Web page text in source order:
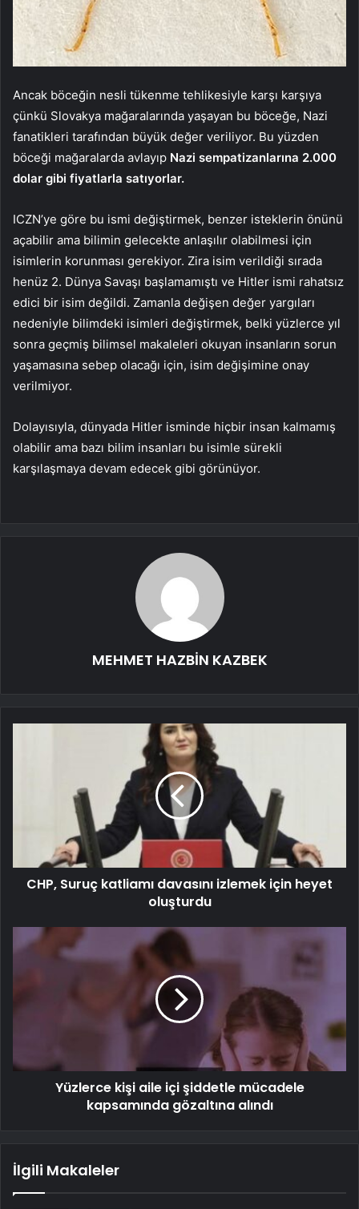
Ancak böceğin nesli tükenme tehlikesiyle karşı karşıya
çünkü Slovakya mağaralarında yaşayan bu böceğe, Nazi
fanatikleri tarafından büyük değer veriliyor. Bu yüzden
böceği mağaralarda avlayıp Nazi sempatizanlarına 2.000
dolar gibi fiyatlarla satıyorlar.
ICZN’ye göre bu ismi değiştirmek, benzer isteklerin önünü
açabilir ama bilimin gelecekte anlaşılır olabilmesi için
isimlerin korunması gerekiyor. Zira isim verildiği sırada
henüz 2. Dünya Savaşı başlamamıştı ve Hitler ismi rahatsız
edici bir isim değildi. Zamanla değişen değer yargıları
nedeniyle bilimdeki isimleri değiştirmek, belki yüzlerce yıl
sonra geçmiş bilimsel makaleleri okuyan insanların sorun
yaşamasına sebep olacağı için, isim değişimine onay
verilmiyor.
Dolayısıyla, dünyada Hitler isminde hiçbir insan kalmamış
olabilir ama bazı bilim insanları bu isimle sürekli
karşılaşmaya devam edecek gibi görünüyor.
MEHMET HAZBİN KAZBEK
CHP, Suruç katliamı davasını izlemek için heyet
oluşturdu
Yüzlerce kişi aile içi şiddetle mücadele
kapsamında gözaltına alındı
İlgili Makaleler